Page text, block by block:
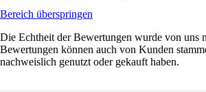
Bereich überspringen
Die Echtheit der Bewertungen wurde von uns
Bewertungen können auch von Kunden
nachweislich genutzt oder gekauft haben.